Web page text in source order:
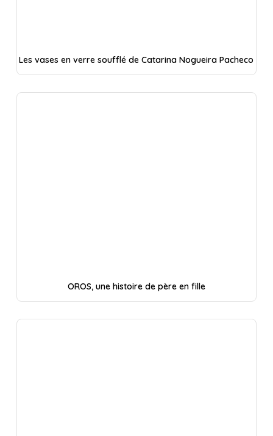
Les vases en verre soufflé de Catarina Nogueira Pacheco
OROS, une histoire de père en fille